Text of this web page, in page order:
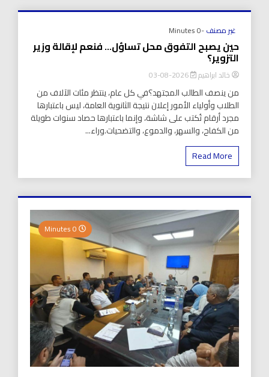
غير مصنف-0 Minutes
حين يصبح التفوق محل تساؤل… فنعم لإقالة وزير
التزوير؟
خالد ابراهيم 2026-08-03
من ينصف الطالب المجتهد؟في كل عام، ينتظر مئات الآلاف من
الطلاب وأولياء الأمور إعلان نتيجة الثانوية العامة، ليس باعتبارها
مجرد أرقام تُكتب على شاشة، وإنما باعتبارها حصاد سنوات طويلة
من الكفاح، والسهر، والدموع، والتضحيات.وراء...
Read More